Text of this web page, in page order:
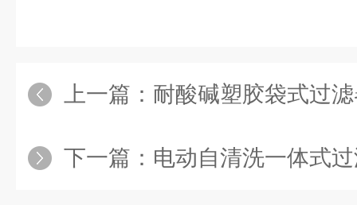
上一篇： 耐酸碱塑胶袋式过
下一篇： 电动自清洗一体式